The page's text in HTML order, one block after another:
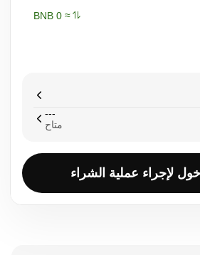
≈ ‏‎0‏ BNB‏
---
متاح
لإجراء عملية الشراء